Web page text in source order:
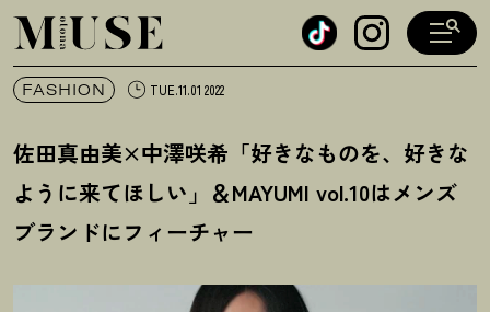
オトナミューズ ウェブ
FASHION TUE.11.01 2022
佐田真由美×中澤咲希「好きなものを、好きな
ように来てほしい」＆MAYUMI vol.10はメンズ
ブランドにフィーチャー